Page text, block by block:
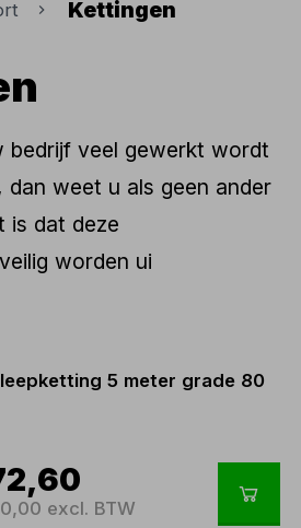
Kettingen
bedrijf veel gewerkt wordt
dan weet u als geen ander
is dat deze
worden ui
5 meter grade 80
excl. BTW